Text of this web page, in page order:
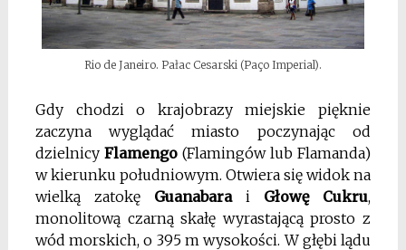
Rio de Janeiro. Pałac Cesarski (Paço Imperial).
Gdy chodzi o krajobrazy miejskie pięknie
zaczyna wyglądać miasto poczynając od
dzielnicy Flamengo(Flamingów lub Flamanda)
w kierunku południowym. Otwiera się widok na
wielką zatokę Guanabarai Głowę Cukru,
monolitową czarną skałę wyrastającą prosto z
wód morskich, o 395 m wysokości. W głębi lądu